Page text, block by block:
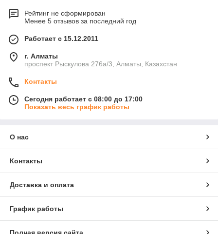
Рейтинг не сформирован
Менее 5 отзывов за последний год
Работает с 15.12.2011
г. Алматы
проспект Рыскулова 276а/3, Алматы, Казахстан
Контакты
Сегодня работает с 08:00 до 17:00
Показать весь график работы
О нас
Контакты
Доставка и оплата
График работы